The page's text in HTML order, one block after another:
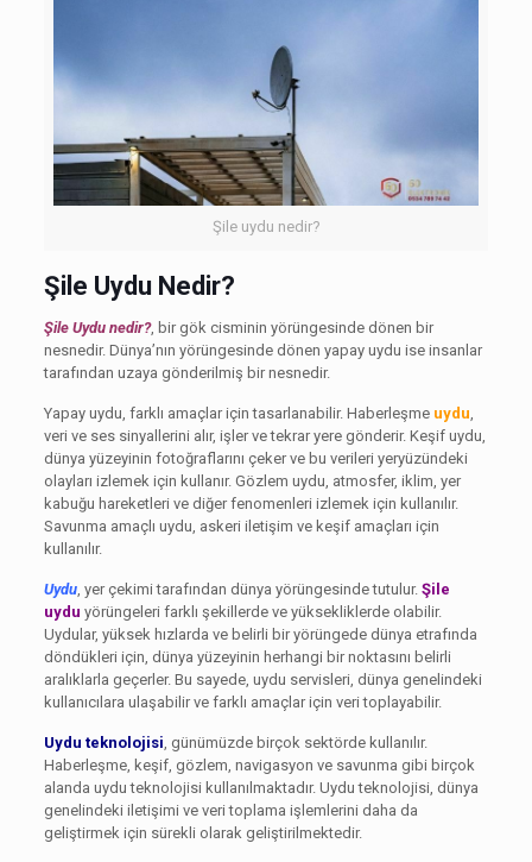
Şile uydu nedir?
Şile Uydu Nedir?
Şile Uydu nedir?, bir gök cisminin yörüngesinde dönen bir
nesnedir. Dünya’nın yörüngesinde dönen yapay uydu ise insanlar
tarafından uzaya gönderilmiş bir nesnedir.
Yapay uydu, farklı amaçlar için tasarlanabilir. Haberleşme uydu
veri ve ses sinyallerini alır, işler ve tekrar yere gönderir. Keşif uydu,
dünya yüzeyinin fotoğraflarını çeker ve bu verileri yeryüzündeki
olayları izlemek için kullanır. Gözlem uydu, atmosfer, iklim, yer
kabuğu hareketleri ve diğer fenomenleri izlemek için kullanılır.
Savunma amaçlı uydu, askeri iletişim ve keşif amaçları için
kullanılır.
Uydu, yer çekimi tarafından dünya yörüngesinde tutulur. Şile
uydu yörüngeleri farklı şekillerde ve yüksekliklerde olabilir.
Uydular, yüksek hızlarda ve belirli bir yörüngede dünya etrafında
döndükleri için, dünya yüzeyinin herhangi bir noktasını belirli
aralıklarla geçerler. Bu sayede, uydu servisleri, dünya genelindeki
kullanıcılara ulaşabilir ve farklı amaçlar için veri toplayabilir.
Uydu teknolojisi , günümüzde birçok sektörde kullanılır.
Haberleşme, keşif, gözlem, navigasyon ve savunma gibi birçok
alanda uydu teknolojisi kullanılmaktadır. Uydu teknolojisi, dünya
genelindeki iletişimi ve veri toplama işlemlerini daha da
geliştirmek için sürekli olarak geliştirilmektedir.